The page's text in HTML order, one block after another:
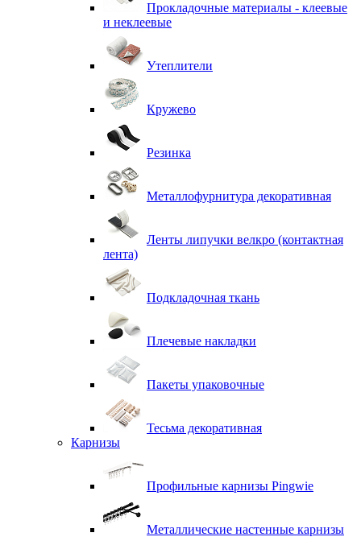
Прокладочные материалы - клеевые
и неклеевые
Утеплители
Кружево
Резинка
Металлофурнитура декоративная
Ленты липучки велкро (контактная
лента)
Подкладочная ткань
Плечевые накладки
Пакеты упаковочные
Тесьма декоративная
Карнизы
Профильные карнизы Pingwie
Металлические настенные карнизы